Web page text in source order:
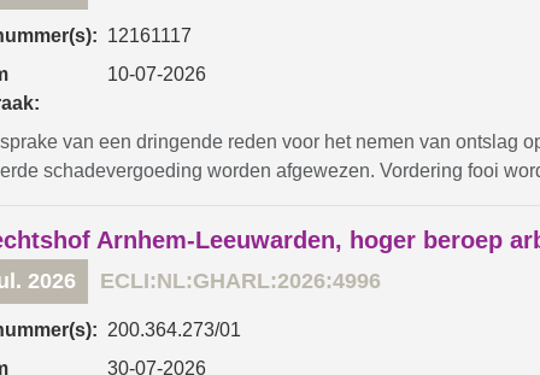
12161117
10-07-2026
van een dringende reden voor het nemen van ontslag
schadevergoeding worden afgewezen. Vordering fooi
Arnhem-Leeuwarden, hoger beroep
2026 ECLI:NL:GHARL:2026:4996
200.364.273/01
30-07-2026